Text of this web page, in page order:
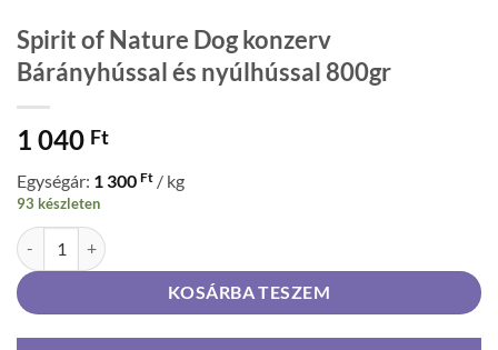
Spirit of Nature Dog konzerv
Bárányhússal és nyúlhússal 800gr
1 040 Ft
Egységár: 1 300 Ft / kg
93 készleten
Spirit of Nature Dog konzerv Bárányhússal és nyúlhússal 800gr
KOSÁRBA TESZEM